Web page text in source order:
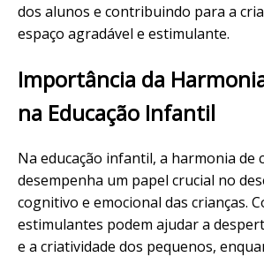
dos alunos e contribuindo para a
espaço agradável e estimulante.
Importância da
na Educação Infantil
Na educação infantil, a harmonia de
desempenha um papel crucial no
cognitivo e emocional das crianças.
estimulantes podem ajudar a
e a criatividade dos pequenos,